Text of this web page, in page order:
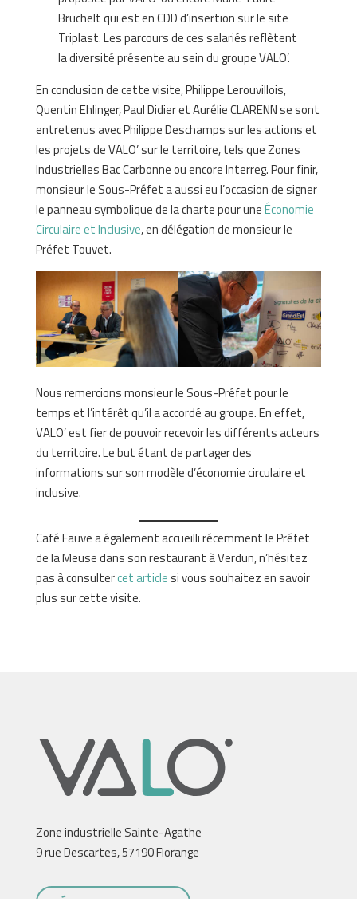
Bruchelt qui est en CDD d’insertion sur le site
Triplast. Les parcours de ces salariés reflètent
la diversité présente au sein du groupe VALO’.
En conclusion de cette visite, Philippe Lerouvillois,
Quentin Ehlinger, Paul Didier et Aurélie CLARENN se sont
entretenus avec Philippe Deschamps sur les actions et
les projets de VALO’ sur le territoire, tels que Zones
Industrielles Bac Carbonne ou encore Interreg. Pour finir,
monsieur le Sous-Préfet a aussi eu l’occasion de signer
le panneau symbolique de la charte pour uneÉconomie
Circulaire et Inclusive, en délégation de monsieur le
Préfet Touvet.
Nous remercions monsieur le Sous-Préfet pour le
temps et l’intérêt qu’il a accordé au groupe. En effet,
VALO’ est fier de pouvoir recevoir les différents acteurs
du territoire. Le but étant de partager des
informations sur son modèle d’économie circulaire et
inclusive.
Café Fauve a également accueilli récemment le Préfet
de la Meuse dans son restaurant à Verdun, n’hésitez
pas à consultercet articlesi vous souhaitez en savoir
plus sur cette visite.
Zone industrielle Sainte-Agathe
9 rue Descartes, 57190 Florange
TÉL : 03 82 59 56 66